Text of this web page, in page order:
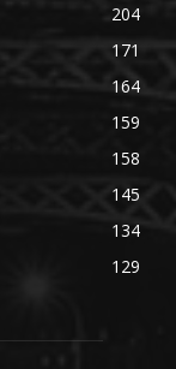
204
171
164
159
158
145
134
129